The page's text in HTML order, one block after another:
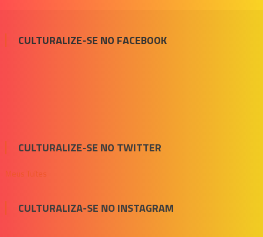
CULTURALIZE-SE NO FACEBOOK
CULTURALIZE-SE NO TWITTER
Meus Tuítes
CULTURALIZA-SE NO INSTAGRAM